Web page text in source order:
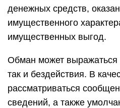
денежных средств,
имущественного
имущественных выгод.
Обман может выражаться
так и бездействия. В
рассматриваться
сведений, а также